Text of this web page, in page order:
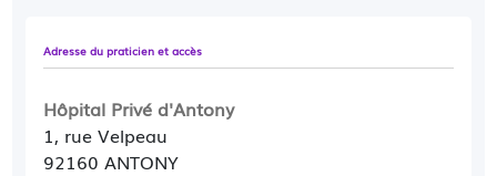
Adresse du praticien et accès
Hôpital Privé d'Antony
1, rue Velpeau
92160 ANTONY